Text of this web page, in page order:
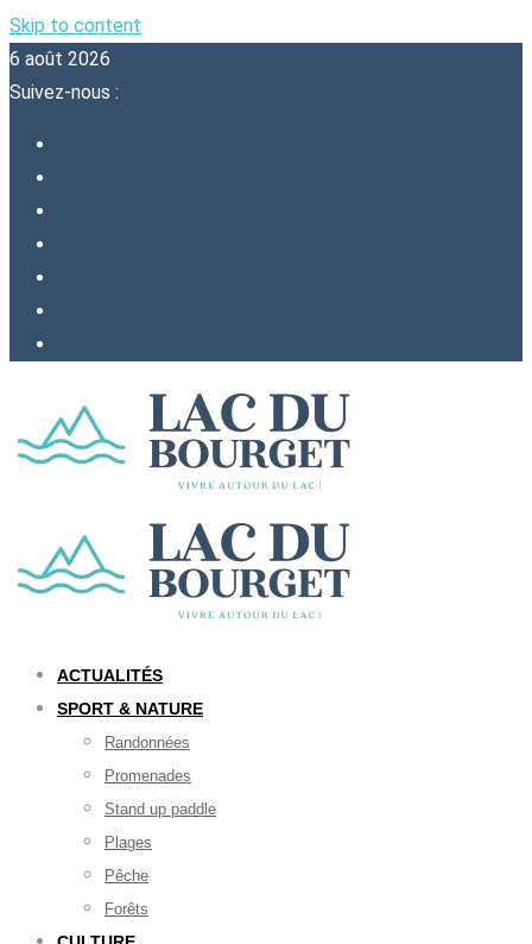
Skip to content
6 août 2026
Suivez-nous :
ACTUALITÉS
SPORT & NATURE
Randonnées
Promenades
Stand up paddle
Plages
Pêche
Forêts